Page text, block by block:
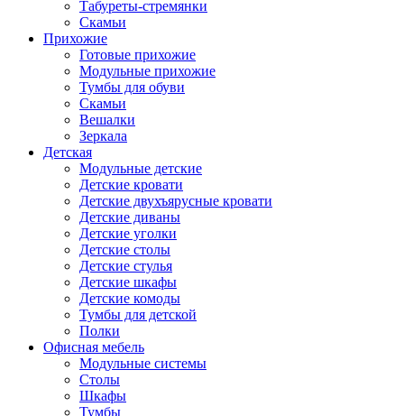
Табуреты-стремянки
Скамьи
Прихожие
Готовые прихожие
Модульные прихожие
Тумбы для обуви
Скамьи
Вешалки
Зеркала
Детская
Модульные детские
Детские кровати
Детские двухъярусные кровати
Детские диваны
Детские уголки
Детские столы
Детские стулья
Детские шкафы
Детские комоды
Тумбы для детской
Полки
Офисная мебель
Модульные системы
Столы
Шкафы
Тумбы